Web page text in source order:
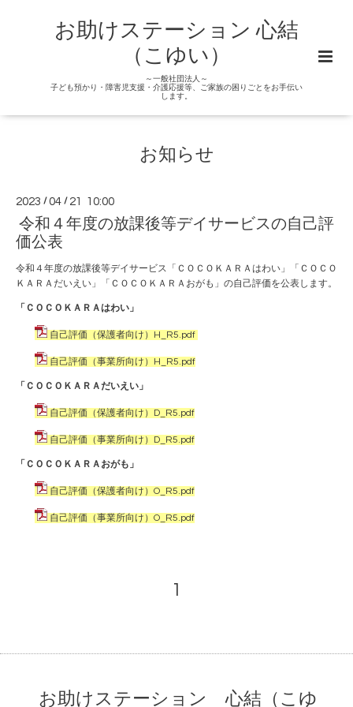
お助けステーション 心結
（こゆい）
～一般社団法人～
子ども預かり・障害児支援・介護応援等、ご家族の困りごとをお手伝い
します。
お知らせ
2023 /04 / 21 10:00
令和４年度の放課後等デイサービスの自己評
価公表
令和４年度の放課後等デイサービス「ＣＯＣＯＫＡＲＡはわい」「ＣＯＣＯ
ＫＡＲＡだいえい」「ＣＯＣＯＫＡＲＡおがも」の自己評価を公表します。
「ＣＯＣＯＫＡＲＡはわい」
自己評価（保護者向け）H_R5.pdf
自己評価（事業所向け）H_R5.pdf
「ＣＯＣＯＫＡＲＡだいえい」
自己評価（保護者向け）D_R5.pdf
自己評価（事業所向け）D_R5.pdf
「ＣＯＣＯＫＡＲＡおがも」
自己評価（保護者向け）O_R5.pdf
自己評価（事業所向け）O_R5.pdf
1
お助けステーション 心結（こゆ